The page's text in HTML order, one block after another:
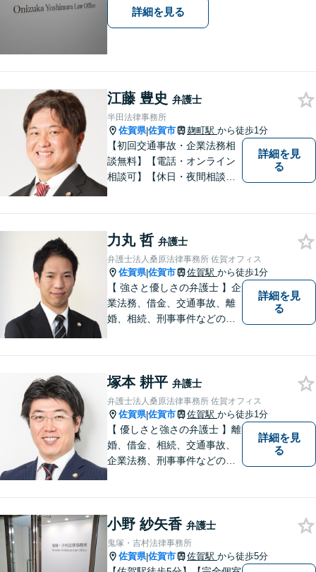
詳細を見る
江藤 豊史 弁護士
半田法律事務所
佐賀県|佐賀市 麹町駅 から徒歩1分
【初回交通事故・企業法務相
談無料】【電話・オンライン
相談可】【休日・夜間相談
詳細を見
る
力丸 哲 弁護士
弁護士法人桑原法律事務所 佐賀オフィス
佐賀県|佐賀市 佐賀駅 から徒歩1分
【 強さと優しさの弁護士 】企
業法務、借金、交通事故、離
婚、相続、刑事事件などのご
なリーガルサービスを提供い
たします。
詳細を見
る
塚本 耕平 弁護士
弁護士法人桑原法律事務所 佐賀オフィス
佐賀県|佐賀市 佐賀駅 から徒歩1分
【 優しさと強さの弁護士 】離
婚、借金、相続、交通事故、
企業法務、刑事事件などのご
なリーガルサービスを提供い
たします。
詳細を見
る
小野 紗矢香 弁護士
鬼塚・吉村法律事務所
佐賀県|佐賀市 佐賀駅 から徒歩5分